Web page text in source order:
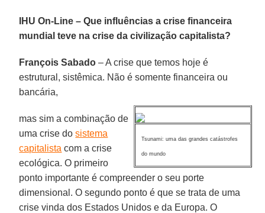
IHU On-Line – Que influências a crise financeira
mundial teve na crise da civilização capitalista?
François Sabado– A crise que temos hoje é
estrutural, sistêmica. Não é somente financeira ou
bancária,
Tsunami: uma das grandes catástrofes
do mundo
mas sim a combinação de
uma crise dosistema
capitalista com a crise
ecológica. O primeiro
ponto importante é compreender o seu porte
dimensional. O segundo ponto é que se trata de uma
crise vinda dos Estados Unidos e da Europa. O